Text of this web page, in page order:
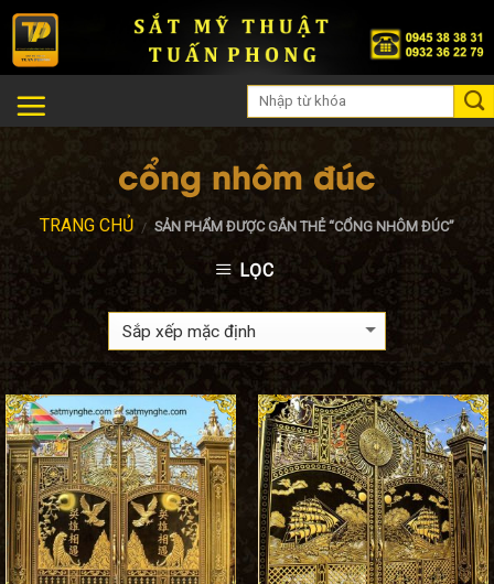
Skip
content
cổng nhôm đúc
TRANG CHỦ / SẢN PHẨM ĐƯỢC GẮN THẺ “CỔNG NHÔM ĐÚC”
LỌC